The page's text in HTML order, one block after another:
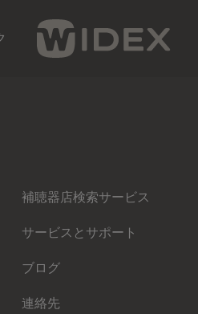
補聴器店検索サービス
サービスとサポート
ブログ
連絡先